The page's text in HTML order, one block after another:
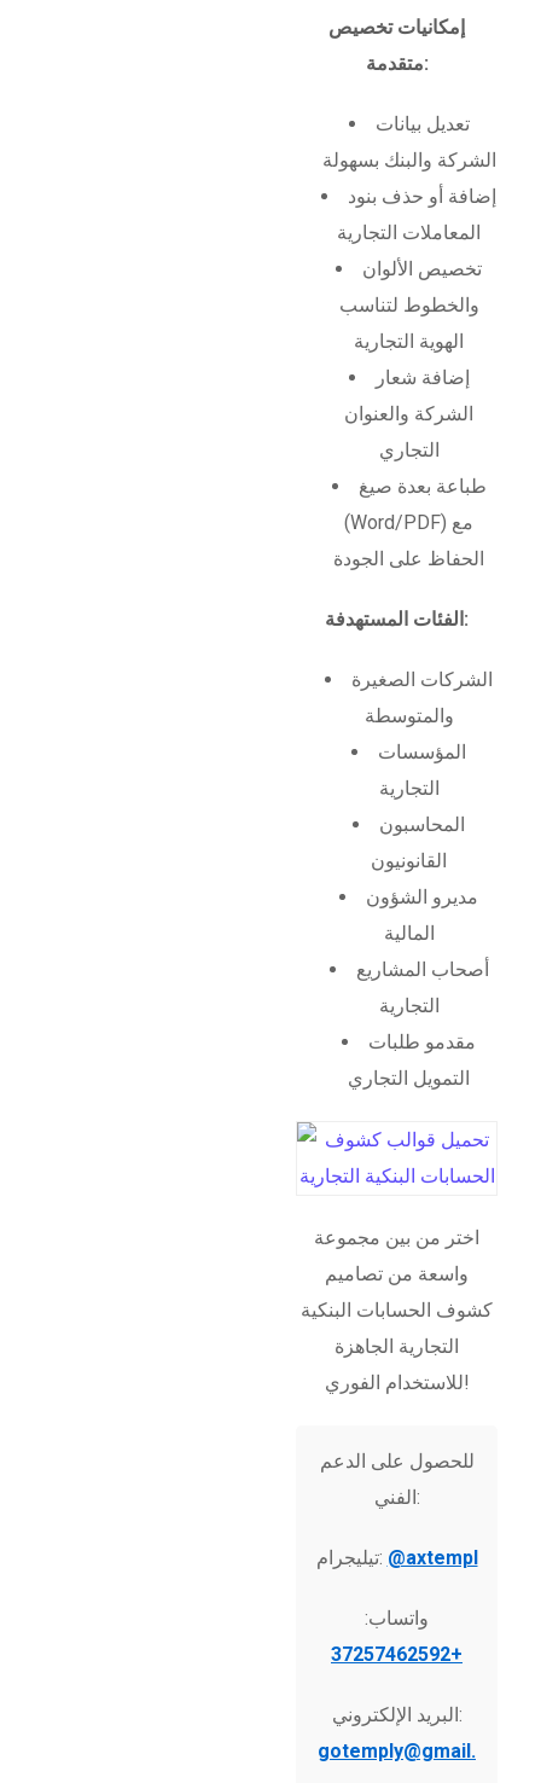
إمكانيات تخصيص
متقدمة:
تعديل بيانات
الشركة والبنك بسهولة
إضافة أو حذف بنود
المعاملات التجارية
تخصيص الألوان
والخطوط لتناسب
الهوية التجارية
إضافة شعار
الشركة والعنوان
التجاري
طباعة بعدة صيغ
(Word/PDF) مع
الحفاظ على الجودة
الفئات المستهدفة:
الشركات الصغيرة
والمتوسطة
المؤسسات
التجارية
المحاسبون
القانونيون
مديرو الشؤون
المالية
أصحاب المشاريع
التجارية
مقدمو طلبات
التمويل التجاري
اختر من بين مجموعة
واسعة من تصاميم
كشوف الحسابات البنكية
التجارية الجاهزة
للاستخدام الفوري!
للحصول على الدعم
الفني:
تيليجرام: @axtempl
واتساب:
+37257462592
البريد الإلكتروني:
gotemply@gmail.